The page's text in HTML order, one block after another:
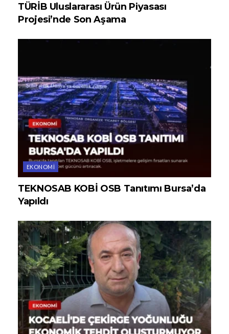
TÜRİB Uluslararası Ürün Piyasası
Projesi’nde Son Aşama
EKONOMI
TEKNOSAB KOBİ OSB Tanıtımı Bursa’da
Yapıldı